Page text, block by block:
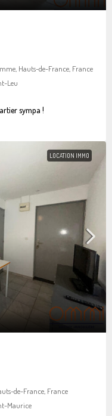
Hauts-de-France, France
Leu
sympa !
LOCATION IMMO
de-France, France
Maurice